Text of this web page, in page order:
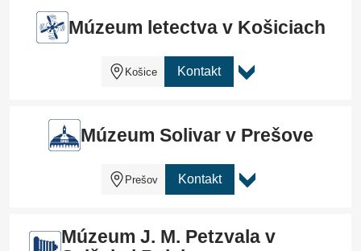
Múzeum letectva v Košiciach
Košice Kontakt
Múzeum Solivar v Prešove
Prešov Kontakt
Múzeum J. M. Petzvala v